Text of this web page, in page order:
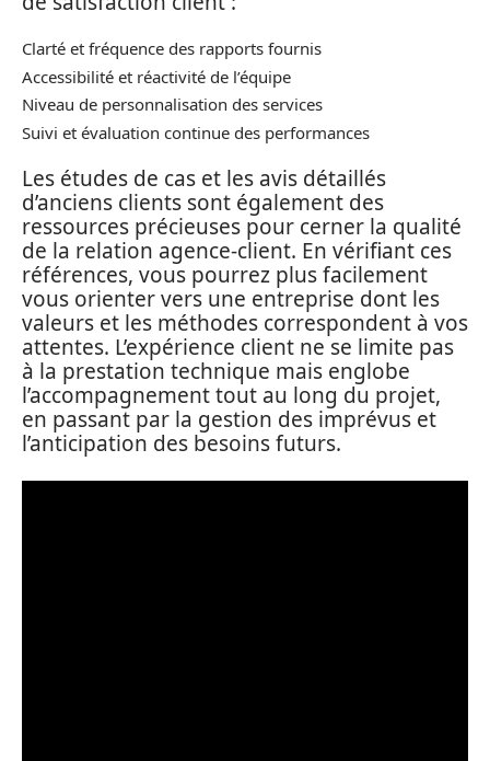
Clarté et fréquence des rapports fournis
Accessibilité et réactivité de l’équipe
Niveau de personnalisation des services
Suivi et évaluation continue des performances
Les études de cas et les avis détaillés
d’anciens clients sont également des
ressources précieuses pour cerner la qualité
de la relation agence-client. En vérifiant ces
références, vous pourrez plus facilement
vous orienter vers une entreprise dont les
valeurs et les méthodes correspondent à vos
attentes. L’expérience client ne se limite pas
à la prestation technique mais englobe
l’accompagnement tout au long du projet,
en passant par la gestion des imprévus et
l’anticipation des besoins futurs.